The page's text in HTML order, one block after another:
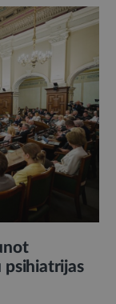
psihiatrijas